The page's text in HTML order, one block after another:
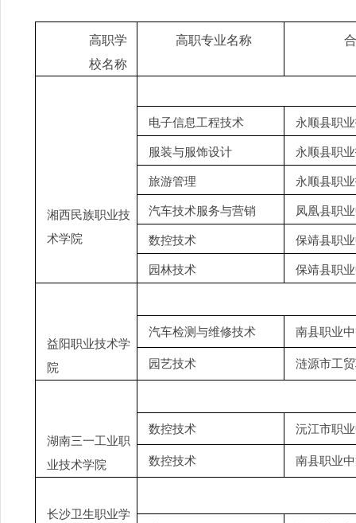
高职学
校名称
高职专业名称
湘西民族职业技
术学院
电子信息工程技术 永顺县职
服装与服饰设计 永顺县职
旅游管理 永顺县职
汽车技术服务与营销 凤凰县职
数控技术 保靖县职
园林技术 保靖县职
益阳职业技术学
院
汽车检测与维修技术 南县职业
园艺技术 涟源市工
湖南三一工业职
业技术学院
数控技术 沅江市职
数控技术 南县职业
长沙卫生职业学